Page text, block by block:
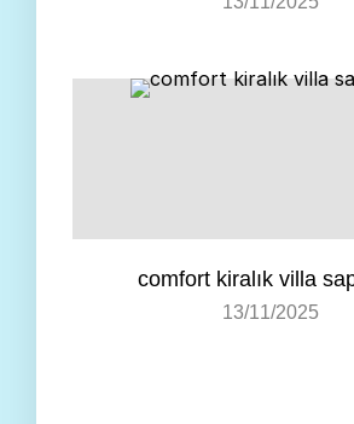
comfort kiralık villa
13/11/2025